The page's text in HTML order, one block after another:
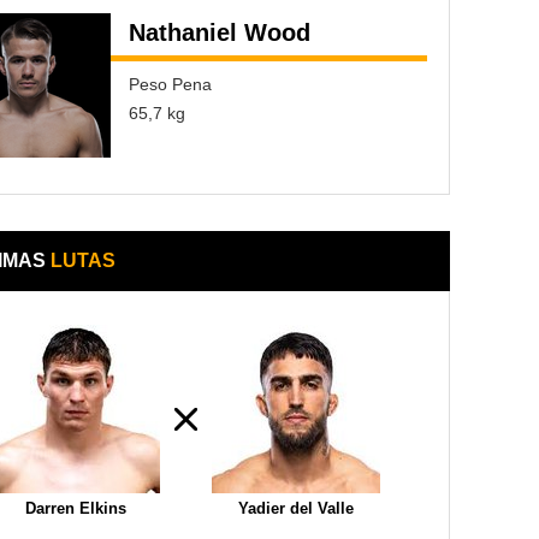
Nathaniel Wood
Peso Pena
65,7 kg
LUTAS
Darren Elkins Yadier del Valle